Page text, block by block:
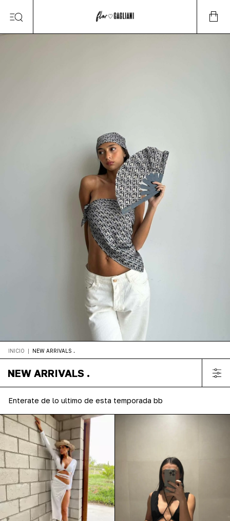
INICIO NEW ARRIVALS .
NEW ARRIVALS .
Enterate de lo ultimo de esta temporada bb